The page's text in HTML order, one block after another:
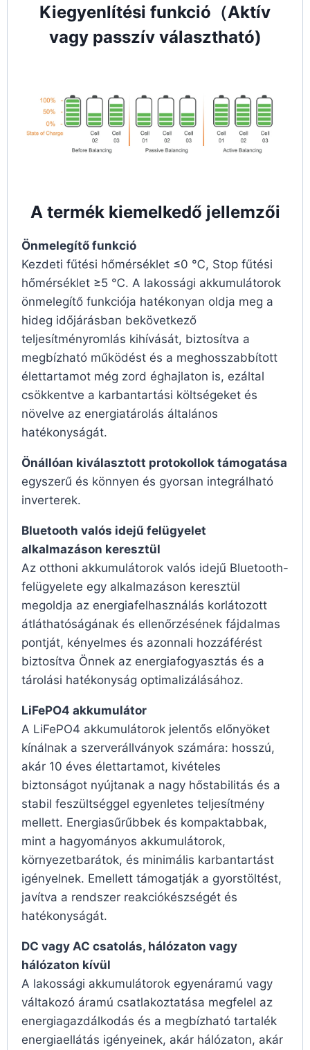
Kiegyenlítési funkció（Aktív
vagy passzív választható)
A termék kiemelkedő jellemzői
Önmelegítő funkció
Kezdeti fűtési hőmérséklet ≤0 ℃, Stop fűtési
hőmérséklet ≥5 ℃. A lakossági akkumulátorok
önmelegítő funkciója hatékonyan oldja meg a
hideg időjárásban bekövetkező
teljesítményromlás kihívását, biztosítva a
megbízható működést és a meghosszabbított
élettartamot még zord éghajlaton is, ezáltal
csökkentve a karbantartási költségeket és
növelve az energiatárolás általános
hatékonyságát.
Önállóan kiválasztott protokollok támogatása
egyszerű és könnyen és gyorsan integrálható
inverterek.
Bluetooth valós idejű felügyelet
alkalmazáson keresztül
Az otthoni akkumulátorok valós idejű Bluetooth-
felügyelete egy alkalmazáson keresztül
megoldja az energiafelhasználás korlátozott
átláthatóságának és ellenőrzésének fájdalmas
pontját, kényelmes és azonnali hozzáférést
biztosítva Önnek az energiafogyasztás és a
tárolási hatékonyság optimalizálásához.
LiFePO4 akkumulátor
A LiFePO4 akkumulátorok jelentős előnyöket
kínálnak a szerverállványok számára: hosszú,
akár 10 éves élettartamot, kivételes
biztonságot nyújtanak a nagy hőstabilitás és a
stabil feszültséggel egyenletes teljesítmény
mellett. Energiasűrűbbek és kompaktabbak,
mint a hagyományos akkumulátorok,
környezetbarátok, és minimális karbantartást
igényelnek. Emellett támogatják a gyorstöltést,
javítva a rendszer reakciókészségét és
hatékonyságát.
DC vagy AC csatolás, hálózaton vagy
hálózaton kívül
A lakossági akkumulátorok egyenáramú vagy
váltakozó áramú csatlakoztatása megfelel az
energiagazdálkodás és a megbízható tartalék
energiaellátás igényeinek, akár hálózaton, akár